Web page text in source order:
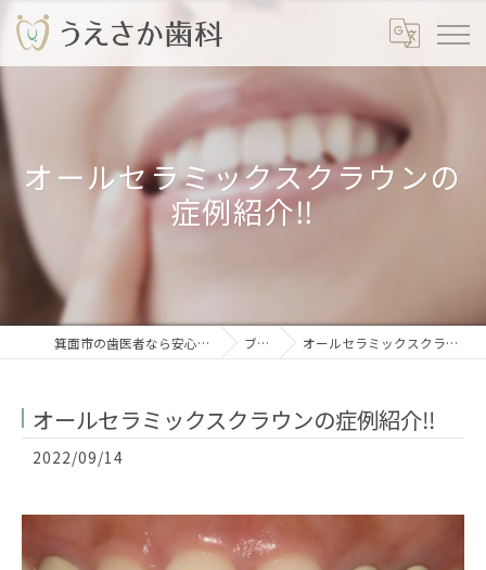
オールセラミックスクラウンの
症例紹介‼️
箕面市の歯医者なら安心のうえさか歯科 ブログ オールセラミックスクラウンの症例紹介‼️
オールセラミックスクラウンの症例紹介‼️
2022/09/14